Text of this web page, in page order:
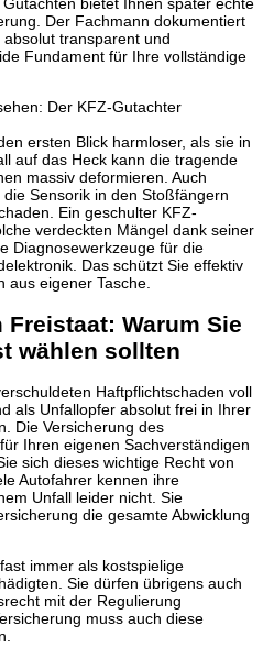
Der Fachmann dokumentiert
transparent und
Fundament für Ihre vollständige
Der KFZ-Gutachter
ersten Blick harmloser, als sie in
auf das Heck kann die tragende
massiv deformieren. Auch
Sensorik in den Stoßfängern
Ein geschulter KFZ-
verdeckten Mängel dank seiner
Diagnosewerkzeuge für die
Das schützt Sie effektiv
eigener Tasche.
Warum Sie
wählen sollten
Haftpflichtschaden voll
als Unfallopfer absolut frei in Ihrer
Die Versicherung des
Ihren eigenen Sachverständigen
sich dieses wichtige Recht von
Autofahrer kennen ihre
Unfall leider nicht. Sie
die gesamte Abwicklung
immer als kostspielige
Sie dürfen übrigens auch
mit der Regulierung
muss auch diese